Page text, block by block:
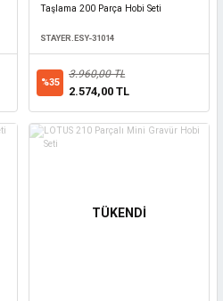
Taşlama 200 Parça Hobi Seti
STAYER.ESY-31014
%35
3.960,00 TL
2.574,00 TL
TÜKENDİ